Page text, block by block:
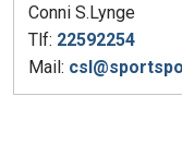
Conni S.Lynge
Tlf: 22592254
Mail: